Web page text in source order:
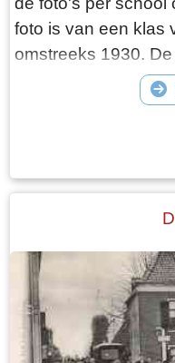
foto is van een klas
omstreeks 1930.